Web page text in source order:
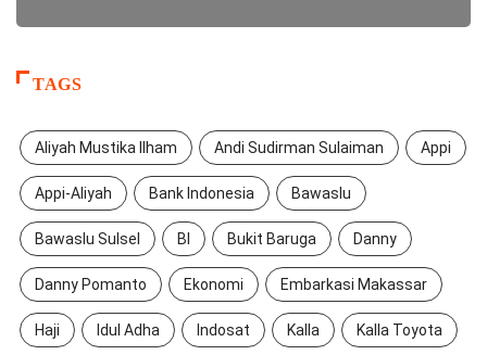
TAGS
Aliyah Mustika Ilham Andi Sudirman Sulaiman Appi
Appi-Aliyah Bank Indonesia Bawaslu
Bawaslu Sulsel BI Bukit Baruga Danny
Danny Pomanto Ekonomi Embarkasi Makassar
Haji Idul Adha Indosat Kalla Kalla Toyota